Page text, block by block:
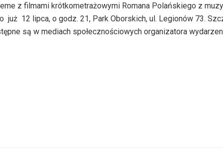
z filmami krótkometrażowymi Romana Polańskiego z
już 12 lipca, o godz. 21, Park Oborskich, ul. Legionów 73.
są w mediach społecznościowych organizatora